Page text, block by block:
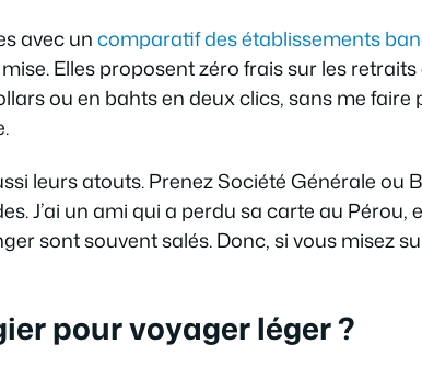
avec uncomparatif des établissements
Elles proposent zéro frais sur les
ou en bahts en deux clics, sans me
leurs atouts. Prenez Société Générale ou
J’ai un ami qui a perdu sa carte au
sont souvent salés. Donc, si vous misez
pour voyager léger ?